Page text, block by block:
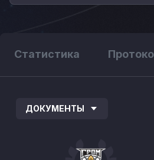
Статистика
ДОКУМЕНТЫ